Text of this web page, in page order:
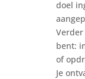
doel
bent:
of
Je